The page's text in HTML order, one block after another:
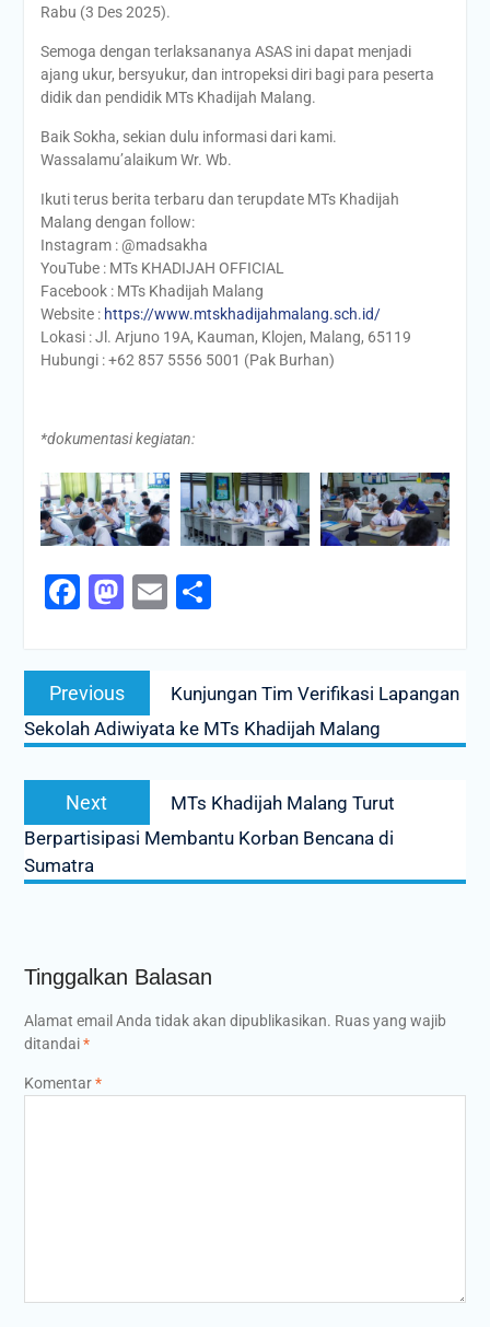
Rabu (3 Des 2025).
Semoga dengan terlaksananya ASAS ini dapat menjadi
ajang ukur, bersyukur, dan intropeksi diri bagi para peserta
didik dan pendidik MTs Khadijah Malang.
Baik Sokha, sekian dulu informasi dari kami.
Wassalamu’alaikum Wr. Wb.
Ikuti terus berita terbaru dan terupdate MTs Khadijah
Malang dengan follow:
Instagram : @madsakha
YouTube : MTs KHADIJAH OFFICIAL
Facebook : MTs Khadijah Malang
Website : https://www.mtskhadijahmalang.sch.id/
Lokasi : Jl. Arjuno 19A, Kauman, Klojen, Malang, 65119
Hubungi : +62 857 5556 5001 (Pak Burhan)
*dokumentasi kegiatan:
Facebook
Mastodon
EmailShare
Navigasi
posPrevious
Previous
post:
Kunjungan Tim Verifikasi Lapangan
Sekolah Adiwiyata ke MTs Khadijah Malang
Next
post:
MTs Khadijah Malang Turut
Berpartisipasi Membantu Korban Bencana di
Sumatra
Tinggalkan Balasan
Alamat email Anda tidak akan dipublikasikan. Ruas yang wajib
ditandai*
Komentar*